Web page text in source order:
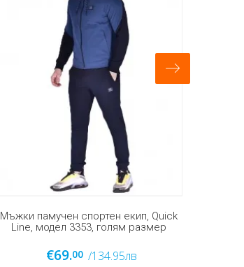
Мъжки памучен спортен екип,
Raymond, модел 6513, голям размер
€67.00 /131.04лв